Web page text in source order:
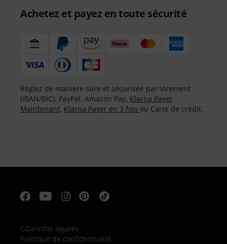
Achetez et payez en toute sécurité
Réglez de manière sûre et sécurisée par Virement
(IBAN/BIC), PayPal, Amazon Pay, Klarna Payer
Maintenant, Klarna Payer en 3 fois ou Carte de crédit.
CGV/Infos légales
Politique de confidentialité